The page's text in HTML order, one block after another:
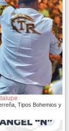
Tipos Bohemios y